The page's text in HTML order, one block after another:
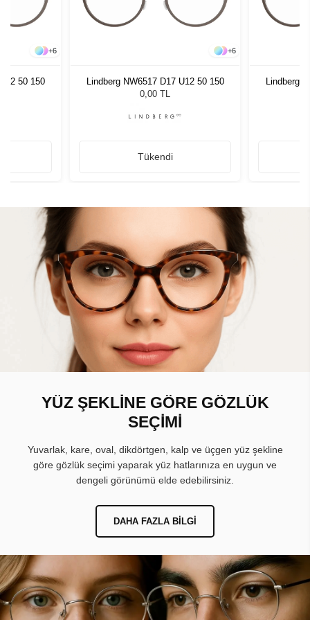
+6
50 150
+6
Lindberg NW6517 D17 U12 50 150
0,00 TL
Tükendi
Lindberg
YÜZ ŞEKLİNE GÖRE GÖZLÜK
SEÇİMİ
Yuvarlak, kare, oval, dikdörtgen, kalp ve üçgen yüz şekline
göre gözlük seçimi yaparak yüz hatlarınıza en uygun ve
dengeli görünümü elde edebilirsiniz.
DAHA FAZLA BILGI